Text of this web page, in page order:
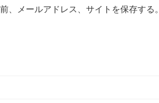
、メールアドレス、サイトを保存する。